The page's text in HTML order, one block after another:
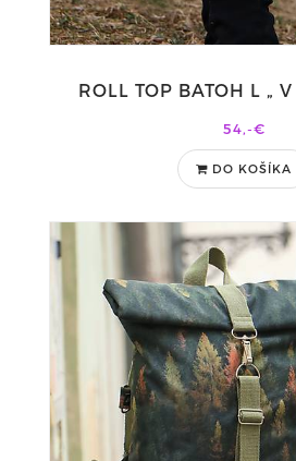
ROLL TOP BATOH L „
54,-€
DO KOŠÍKA